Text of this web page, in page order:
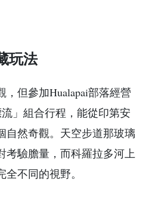
玩法
，但參加Hualapai部落經營
」組合行程，能從印第安
自然奇觀。天空步道那玻璃
考驗膽量，而科羅拉多河上
不同的視野。